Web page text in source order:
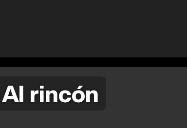
Al rincón